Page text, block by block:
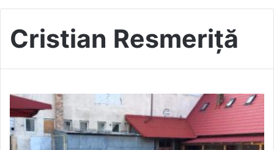
Cristian Resmeriță